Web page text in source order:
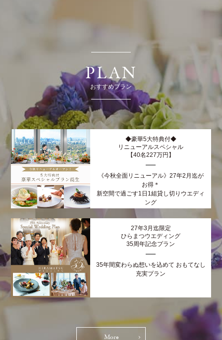
PLAN
おすすめプラン
◆豪華5大特典付◆
リニューアルスペシャル
【40名227万円】
《今秋全面リニューアル》27年2月迄が
お得＊
新空間で過ごす1日1組貸し切りウエディ
ング
27年3月迄限定
ひらまつウエディング
35周年記念プラン
35年間変わらぬ想いを込めて おもてなし
充実プラン
More